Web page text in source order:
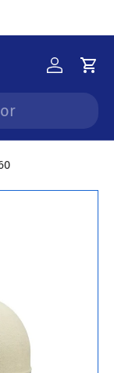
Iniciar